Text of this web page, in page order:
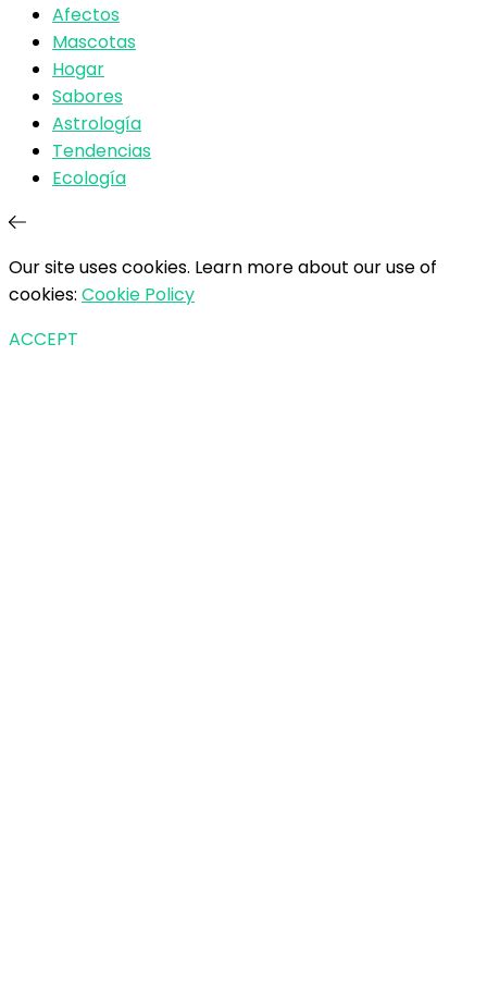
Afectos
Mascotas
Hogar
Sabores
Astrología
Tendencias
Ecología
Our site uses cookies. Learn more about our use of
cookies: Cookie Policy
ACCEPT